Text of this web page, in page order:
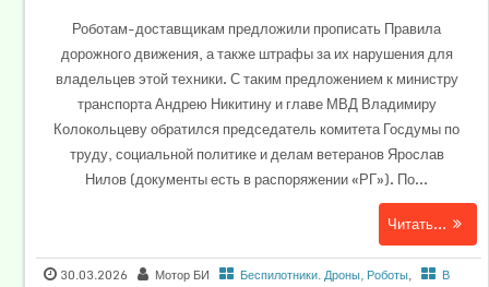
Роботам-доставщикам предложили прописать Правила
дорожного движения, а также штрафы за их нарушения для
владельцев этой техники. С таким предложением к министру
транспорта Андрею Никитину и главе МВД Владимиру
Колокольцеву обратился председатель комитета Госдумы по
труду, социальной политике и делам ветеранов Ярослав
Нилов (документы есть в распоряжении «РГ»). По...
Читать...
30.03.2026 Мотор БИ Беспилотники. Дроны, Роботы,
В